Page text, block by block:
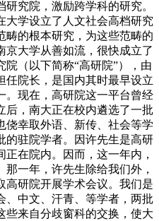
究院，激励跨学科的研究。
大学设立了人文社会高档研究
畴的根本研究，为这些范畴的
京大学从善如流，很快成立了
（以下简称“高研院”），由
任院长，是国内其时最早设立
。现在，高研院这一平台曾经
后，南大正在校内遴选了一批
侥幸取外语、新传、社会等学
的驻院学者。因许先生是高研
在院内。因而，这一年内，
一年，许先生除给我们外，
高研院开展学术会议。我们是
、中文、汗青、等学者，两批
些来自分歧窗科的交换，使大